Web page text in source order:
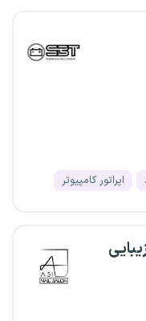
اپراتور کامپیوتر